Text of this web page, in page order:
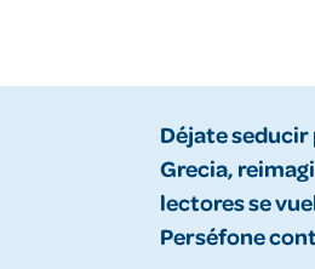
Déjate
Grecia,
lectores se
Perséfone